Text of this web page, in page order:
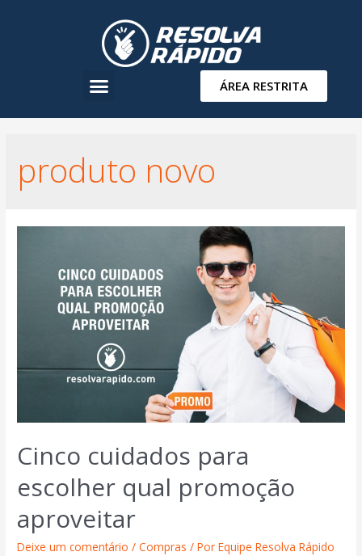
ÁREA RESTRITA
produto novo
Cinco cuidados para
escolher qual promoção
aproveitar
Deixe um comentário /Compras / PorEquipe Resolva Rápido